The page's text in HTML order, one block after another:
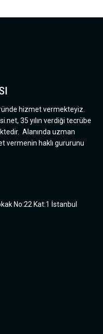
hizmet vermekteyiz.
35 yılın verdiği tecrübe
Alanında uzman
vermenin haklı gururunu
No:22 Kat:1 İstanbul